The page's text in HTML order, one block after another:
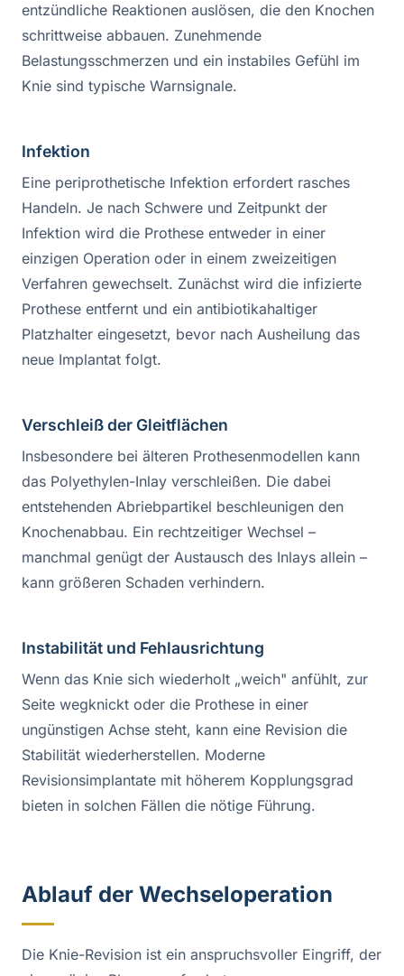
entzündliche Reaktionen auslösen, die den Knochen
schrittweise abbauen. Zunehmende
Belastungsschmerzen und ein instabiles Gefühl im
Knie sind typische Warnsignale.
Infektion
Eine periprothetische Infektion erfordert rasches
Handeln. Je nach Schwere und Zeitpunkt der
Infektion wird die Prothese entweder in einer
einzigen Operation oder in einem zweizeitigen
Verfahren gewechselt. Zunächst wird die infizierte
Prothese entfernt und ein antibiotikahaltiger
Platzhalter eingesetzt, bevor nach Ausheilung das
neue Implantat folgt.
Verschleiß der Gleitflächen
Insbesondere bei älteren Prothesenmodellen kann
das Polyethylen-Inlay verschleißen. Die dabei
entstehenden Abriebpartikel beschleunigen den
Knochenabbau. Ein rechtzeitiger Wechsel –
manchmal genügt der Austausch des Inlays allein –
kann größeren Schaden verhindern.
Instabilität und Fehlausrichtung
Wenn das Knie sich wiederholt „weich" anfühlt, zur
Seite wegknickt oder die Prothese in einer
ungünstigen Achse steht, kann eine Revision die
Stabilität wiederherstellen. Moderne
Revisionsimplantate mit höherem Kopplungsgrad
bieten in solchen Fällen die nötige Führung.
Ablauf der Wechseloperation
Die Knie-Revision ist ein anspruchsvoller Eingriff, der